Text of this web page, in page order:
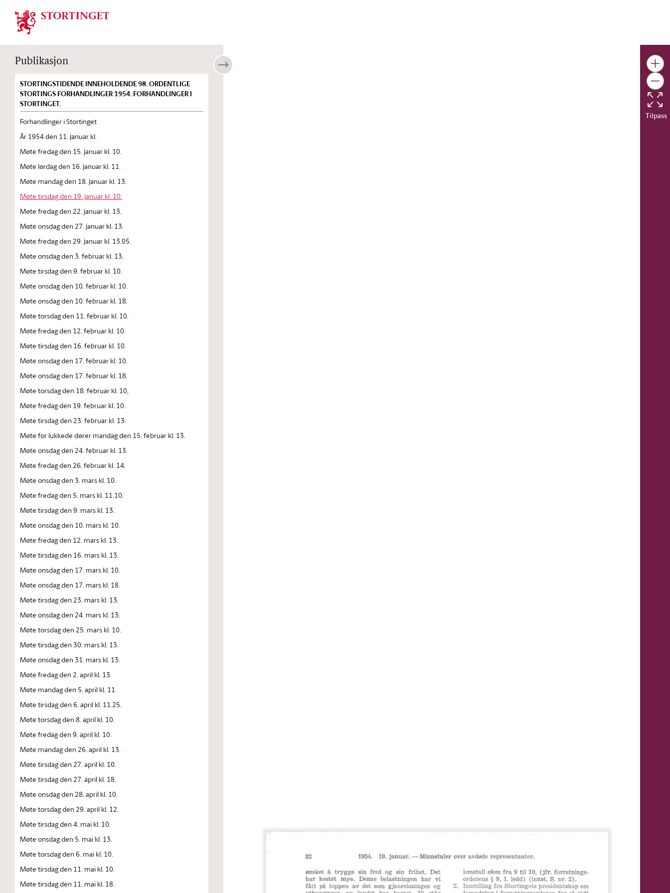
Stortinget.no
Publikasjon
STORTINGSTIDENDE INNEHOLDENDE 98. ORDENTLIGE
STORTINGS FORHANDLINGER 1954. FORHANDLINGER I
STORTINGET.
Forhandlinger i Stortinget
År 1954 den 11. januar kl.
Møte fredag den 15. januar kl. 10.
Møte lørdag den 16. januar kl. 11.
Møte mandag den 18. januar kl. 13.
Møte tirsdag den 19. januar kl. 10.
Møte fredag den 22. januar kl. 13.
Møte onsdag den 27. januar kl. 13.
Møte fredag den 29. januar kl. 13.05.
Møte onsdag den 3. februar kl. 13.
Møte tirsdag den 9. februar kl. 10.
Møte onsdag den 10. februar kl. 10.
Møte onsdag den 10. februar kl. 18.
Møte torsdag den 11. februar kl. 10.
Møte fredag den 12. februar kl. 10.
Møte tirsdag den 16. februar kl. 10.
Møte onsdag den 17. februar kl. 10.
Møte onsdag den 17. februar kl. 18.
Møte torsdag den 18. februar kl. 10,
Møte fredag den 19. februar kl. 10.
Møte tirsdag den 23. februar kl. 13.
Møte for lukkede dører mandag den 15. februar kl. 13.
Møte onsdag den 24. februar kl. 13.
Møte fredag den 26. februar kl. 14.
Møte onsdag den 3. mars kl. 10.
Møte fredag den 5. mars kl. 11.10.
Møte tirsdag den 9. mars kl. 13.
Møte onsdag den 10. mars kl. 10.
Møte fredag den 12. mars kl. 13.
Møte tirsdag den 16. mars kl. 13.
Møte onsdag den 17. mars kl. 10.
Møte onsdag den 17. mars kl. 18.
Møte tirsdag den 23. mars kl. 13.
Møte onsdag den 24. mars kl. 13.
Møte torsdag den 25. mars kl. 10.
Møte tirsdag den 30. mars kl. 13.
Møte onsdag den 31. mars kl. 13.
Møte fredag den 2. april kl. 13.
Møte mandag den 5. april kl. 11.
Møte tirsdag den 6. april kl. 11.25.
Møte torsdag den 8. april kl. 10.
Møte fredag den 9. april kl. 10.
Møte mandag den 26. april kl. 13.
Møte tirsdag den 27. april kl. 10.
Møte tirsdag den 27. april kl. 18.
Møte onsdag den 28. april kl. 10.
Møte torsdag den 29. april kl. 12.
Møte tirsdag den 4. mai kl. 10.
Møte onsdag den 5. mai kl. 13.
Møte torsdag den 6. mai kl. 10.
Møte tirsdag den 11. mai kl. 10.
Møte tirsdag den 11. mai kl. 18.